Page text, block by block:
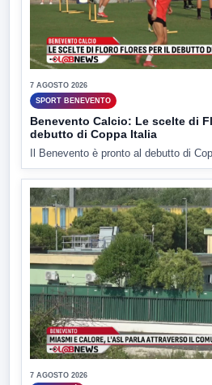
7 AGOSTO 2026
SPORT BENEVENTO
Benevento Calcio: Le scelte di
debutto di Coppa Italia
Il Benevento è pronto al debutto di
7 AGOSTO 2026